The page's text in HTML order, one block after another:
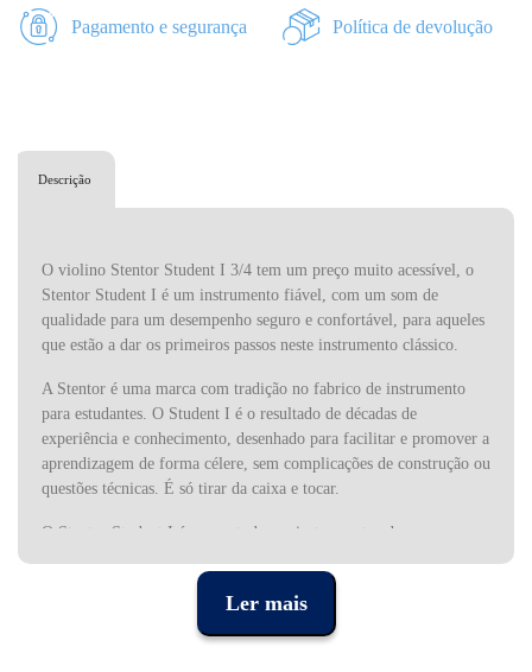
Pagamento e segurança Política de devolução
Descrição
O violino Stentor Student I 3/4 tem um preço muito acessível, o
Stentor Student I é um instrumento fiável, com um som de
qualidade para um desempenho seguro e confortável, para aqueles
que estão a dar os primeiros passos neste instrumento clássico.
A Stentor é uma marca com tradição no fabrico de instrumento
para estudantes. O Student I é o resultado de décadas de
experiência e conhecimento, desenhado para facilitar e promover a
aprendizagem de forma célere, sem complicações de construção ou
questões técnicas. É só tirar da caixa e tocar.
O Stentor Student I é, como todos os instrumentos da marca,
características acústicas e pelas tonalidades que proporcionam. O
tampo é em abeto maciço e o fundo e as ilhargas são em ácer,
assim como o braço, talhadas a partir de blocos maciços de
Ler mais